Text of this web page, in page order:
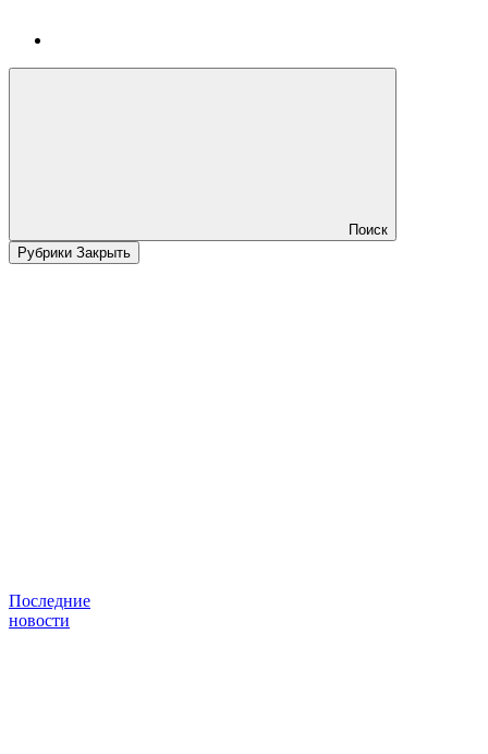
Поиск
Рубрики Закрыть
Последние
новости